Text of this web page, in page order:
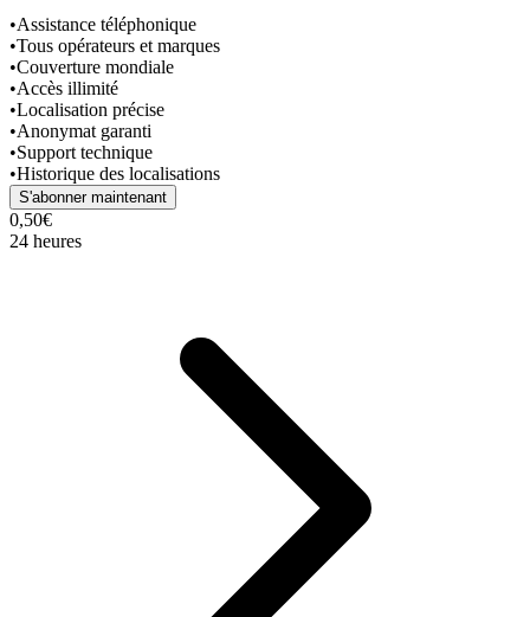
•Assistance téléphonique
•Tous opérateurs et marques
•Couverture mondiale
•Accès illimité
•Localisation précise
•Anonymat garanti
•Support technique
•Historique des localisations
S'abonner maintenant
0,50€
24 heures